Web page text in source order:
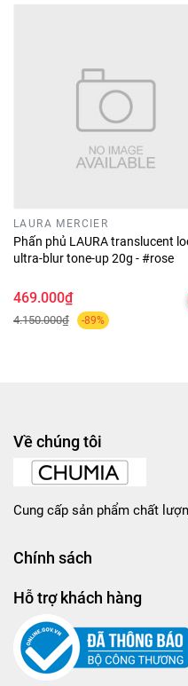
LAURA MERCIER
Phấn phủ LAURA translucent
ultra-blur tone-up 20g - #rose
469.000₫
4.150.000₫ -89%
Về chúng tôi
Cung cấp sản phẩm chất
Chính sách
Hỗ trợ khách hàng